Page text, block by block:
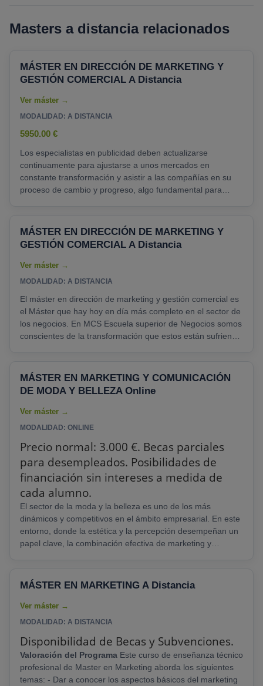
Masters a distancia relacionados
MÁSTER EN DIRECCIÓN DE MARKETING Y
GESTIÓN COMERCIAL A Distancia
MODALIDAD: A DISTANCIA
5950.00 €
Los especialistas en publicidad deben actualizarse
continuamente para ajustarse a unos mercados en
constante transformación y asistir a las compañías en su
proceso de cambio y progreso, algo fundamental para
de ventas, con un perfil como el que puedes adquirir
realizando el Posgrado en Dirección de Marketing y Gestión
comerciales, seleccionar......
MÁSTER EN DIRECCIÓN DE MARKETING Y
GESTIÓN COMERCIAL A Distancia
MODALIDAD: A DISTANCIA
El máster en dirección de marketing y gestión comercial es
el Máster que hay hoy en día más completo en el sector de
los negocios. En MCS Escuela superior de Negocios somos
conscientes de la transformación que estos están sufriendo
dirección de marketing y gestión comercial aprenderás y
conocerás todas las herramientas que necesitas para
MÁSTER EN MARKETING Y COMUNICACIÓN
DE MODA Y BELLEZA Online
MODALIDAD: ONLINE
Precio normal: 3.000 €. Becas parciales
para desempleados. Posibilidades de
financiación sin intereses a medida de
cada alumno.
El sector de la moda y la belleza es uno de los más
dinámicos y competitivos en el ámbito empresarial. En este
entorno, donde la estética y la percepción desempeñan un
papel clave, la combinación efectiva de marketing y
especializado que sumerge a los estudiantes en las
industrias.
Ventajas
MÁSTER EN MARKETING A Distancia
MODALIDAD: A DISTANCIA
Disponibilidad de Becas y Subvenciones.
Valoración del Programa
profesional de Master en Marketing aborda los siguientes
temas: - Dar a conocer los aspectos básicos del marketing